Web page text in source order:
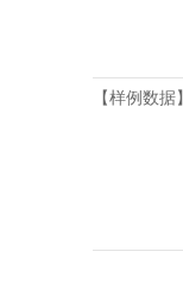
【样例数据】